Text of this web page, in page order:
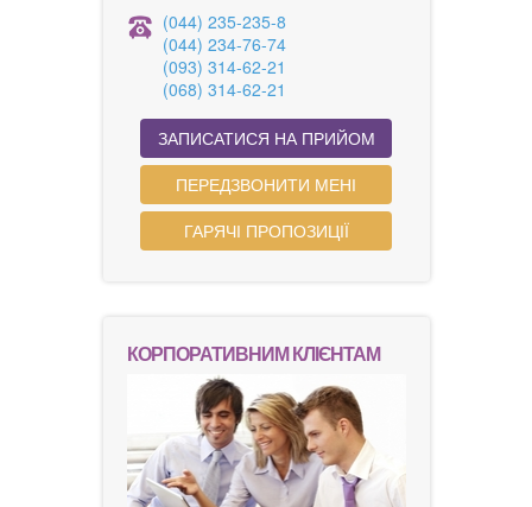
(044) 235-235-8
(044) 234-76-74
(093) 314-62-21
(068) 314-62-21
ЗАПИСАТИСЯ НА ПРИЙОМ
ПЕРЕДЗВОНИТИ МЕНІ
ГАРЯЧІ ПРОПОЗИЦІЇ
КОРПОРАТИВНИМ КЛІЄНТАМ